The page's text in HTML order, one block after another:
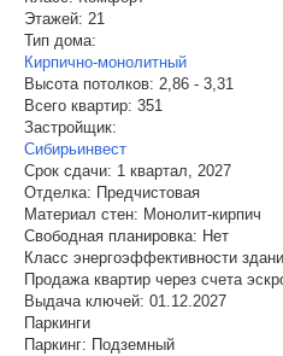
Этажей: 21
Тип дома:
Кирпично-монолитный
Высота потолков: 2,86 - 3,31
Всего квартир: 351
Застройщик:
Сибирьинвест
Срок сдачи: 1 квартал, 2027
Отделка: Предчистовая
Материал стен: Монолит-кирпич
Свободная планировка: Нет
Класс энергоэффективности
Продажа квартир через счета
Выдача ключей: 01.12.2027
Паркинги
Паркинг: Подземный